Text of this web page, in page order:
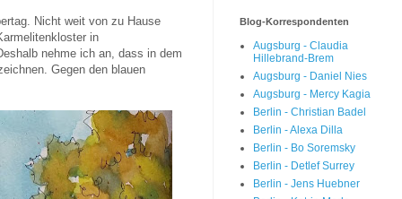
Nicht weit von zu Hause
in
nehme ich an, dass in dem
Gegen den blauen
Blog-Korrespondenten
Augsburg - Claudia
Hillebrand-Brem
Augsburg - Daniel Nies
Augsburg - Mercy Kagia
Berlin - Christian Badel
Berlin - Alexa Dilla
Berlin - Bo Soremsky
Berlin - Detlef Surrey
Berlin - Jens Huebner